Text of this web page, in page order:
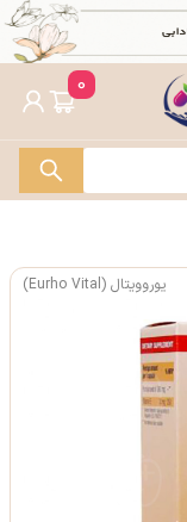
0
یوروویتال (Eurho Vital)